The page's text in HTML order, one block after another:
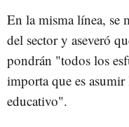
En la misma línea, se
del sector y aseveró
pondrán "todos los
importa que es
educativo".